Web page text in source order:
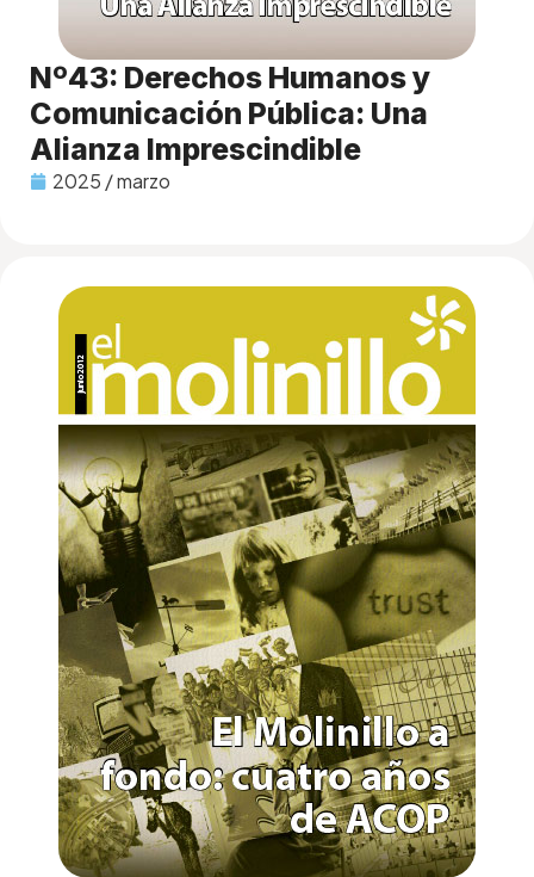
Nº43: Derechos Humanos y
Comunicación Pública: Una
Alianza Imprescindible
2025 / marzo